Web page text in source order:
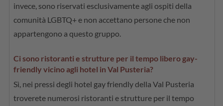
invece, sono riservati esclusivamente agli ospiti della
comunità LGBTQ+ e non accettano persone che non
appartengono a questo gruppo.
Ci sono ristoranti e strutture per il tempo libero gay-
friendly vicino agli hotel in Val Pusteria?
Sì, nei pressi degli hotel gay friendly della Val Pusteria
troverete numerosi ristoranti e strutture per il tempo